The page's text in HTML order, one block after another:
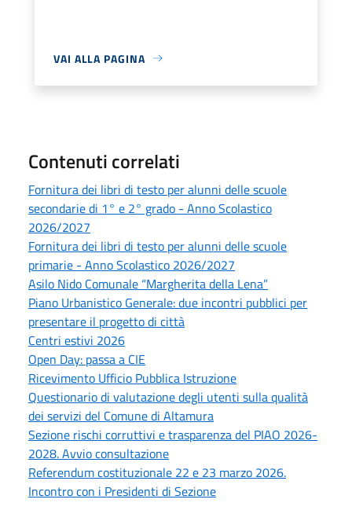
VAI ALLA PAGINA
Contenuti correlati
Fornitura dei libri di testo per alunni delle scuole
secondarie di 1° e 2° grado - Anno Scolastico
2026/2027
Fornitura dei libri di testo per alunni delle scuole
primarie - Anno Scolastico 2026/2027
Asilo Nido Comunale “Margherita della Lena”
Piano Urbanistico Generale: due incontri pubblici per
presentare il progetto di città
Centri estivi 2026
Open Day: passa a CIE
Ricevimento Ufficio Pubblica Istruzione
Questionario di valutazione degli utenti sulla qualità
dei servizi del Comune di Altamura
Sezione rischi corruttivi e trasparenza del PIAO 2026-
2028. Avvio consultazione
Referendum costituzionale 22 e 23 marzo 2026.
Incontro con i Presidenti di Sezione